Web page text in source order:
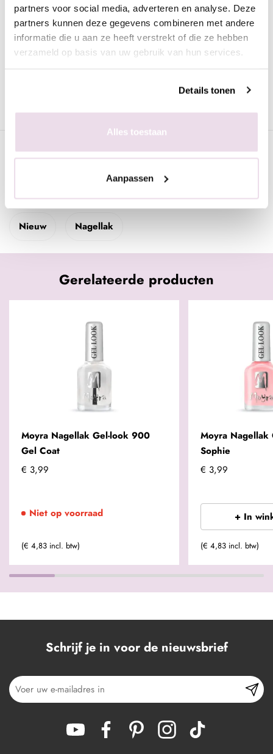
partners voor social media, adverteren en analyse. Deze
partners kunnen deze gegevens combineren met andere
informatie die u aan ze heeft verstrekt of die ze hebben
verzameld op basis van uw gebruik van hun services.
Details tonen
Alles toestaan
Aanpassen
De nagellak is heel mooi egaal en trekt geen strepen.
Voordelen van de Moyra nagellak met gel look:
Snel drogend
Mooie, trendy kleuren
Specificaties
Nieuw Nagellak
Gerelateerde producten
Moyra Nagellak Gel-look 900
Gel Coat
€ 3,99
Niet op voorraad
(€ 4,83 incl. btw)
Moyra Nagellak
Sophie
€ 3,99
+ In
(€ 4,83 incl. btw)
Schrijf je in voor de nieuwsbrief